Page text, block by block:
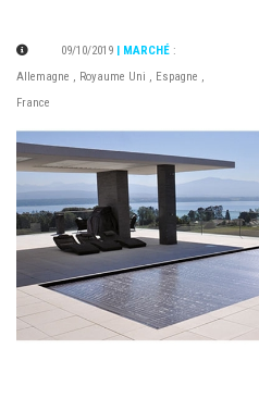
09/10/2019 | MARCHÉ :
Allemagne , Royaume Uni , Espagne ,
France